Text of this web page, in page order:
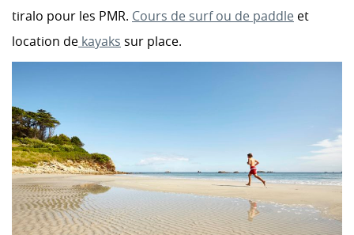
tiralo pour les PMR. Cours de surf ou de paddle et
location de kayaks sur place.